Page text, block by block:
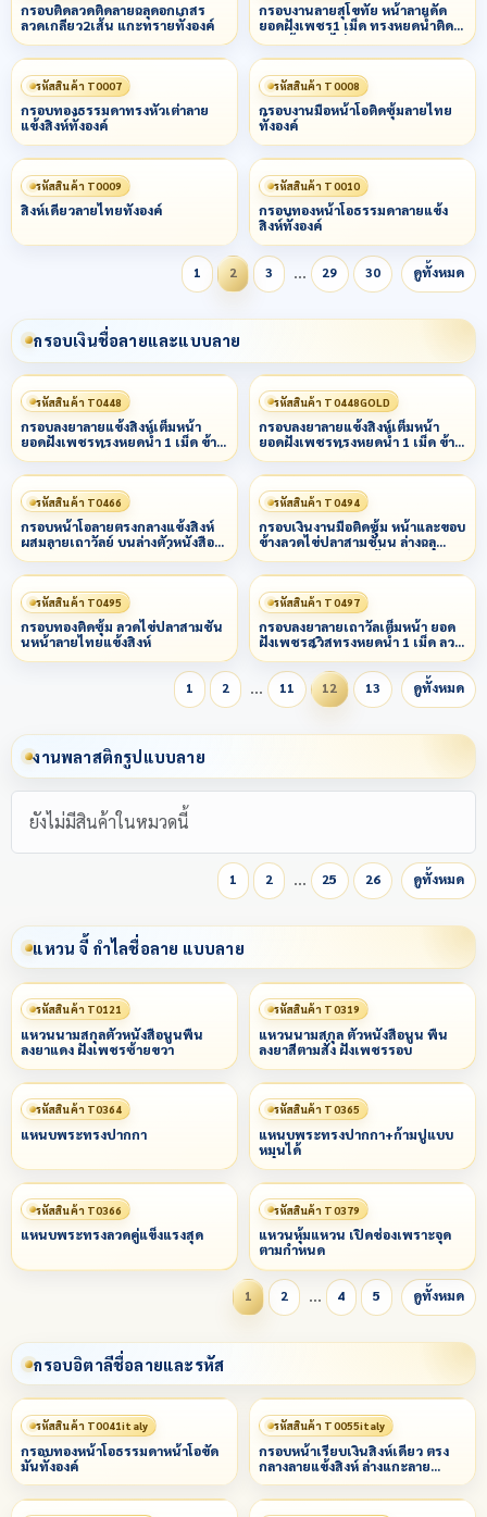
กรอบติดลวดติดลายฉลุดอกเกสร
ลวดเกลียว2เส้น แกะทรายทั้งองค์
กรอบงานลายสุโขทัย หน้าลายดัด
ยอดฝังเพชร1 เม็ด ทรงหยดน้ำติด
ลวด ข้างลวดไข่ปลารอบ
รหัสสินค้า T0007
กรอบทองธรรมดาทรงหัวเต่าลาย
แข้งสิงห์ทั้งองค์
รหัสสินค้า T0008
กรอบงานมือหน้าโอติดซุ้มลายไทย
ทั้งองค์
รหัสสินค้า T0009
สิงห์เดี่ยวลายไทยทั้งองค์
รหัสสินค้า T0010
กรอบทองหน้าโอธรรมดาลายแข้ง
สิงห์ทั้งองค์
1 2 3 … 29 30 ดูทั้งหมด
กรอบเงินชื่อลายและแบบลาย
รหัสสินค้า T0448
กรอบลงยาลายแข้งสิงห์เต็มหน้า
ยอดฝังเพชรทรงหยดน้ำ 1 เม็ด ข้าง
ลวดเกลียว 3 ชั้น
รหัสสินค้า T0448GOLD
กรอบลงยาลายแข้งสิงห์เต็มหน้า
ยอดฝังเพชรทรงหยดน้ำ 1 เม็ด ข้าง
ลวดเกลียว 3 ชั้น
รหัสสินค้า T0466
กรอบหน้าโอลายตรงกลางแข้งสิงห์
ผสมลายเถาวัลย์ บนล่างตัวหนังสือ
ตามสั่งลงยาหลากสีสีตามสั่ง
รหัสสินค้า T0494
กรอบเงินงานมือติดซุ้ม หน้าและขอบ
ข้างลวดไข่ปลาสามชั้นน ล่างฉลุ
พญานาคผสมลายแข้งสิงห์
รหัสสินค้า T0495
กรอบทองติดซุ้ม ลวดไข่ปลาสามชั้น
นหน้าลายไทยแข้งสิงห์
รหัสสินค้า T0497
กรอบลงยาลายเถาวัลเต็มหน้า ยอด
ฝังเพชรสวิสทรงหยดน้ำ 1 เม็ด ลวด
เกลียว3 ชั้น
1
2 … 11 12 13 ดูทั้งหมด
งานพลาสติกรูปแบบลาย
ยังไม่มีสินค้าในหมวดนี้
1 2 … 25 26 ดูทั้งหมด
แหวน จี้ กำไลชื่อลาย แบบลาย
รหัสสินค้า T0121
แหวนนามสกุลตัวหนังสือนูนพื้น
ลงยาแดง ฝังเพชรซ้ายขวา
รหัสสินค้า T0319
แหวนนามสกุล ตัวหนังสือนูน พื้น
ลงยาสีตามสั่ง ฝังเพชรรอบ
รหัสสินค้า T0364
แหนบพระทรงปากกา
รหัสสินค้า T0365
แหนบพระทรงปากกา+ก้ามปูแบบ
หมุนได้
รหัสสินค้า T0366
แหนบพระทรงลวดคู่แข็งแรงสุด
รหัสสินค้า T0379
แหวนหุ้มแหวน เปิดช่องเพราะจุด
ตามกำหนด
1 2 … 4 5 ดูทั้งหมด
กรอบอิตาลีชื่อลายและรหัส
รหัสสินค้า T0041italy
กรอบทองหน้าโอธรรมดาหน้าโอขัด
มันทั้งองค์
รหัสสินค้า T0055italy
กรอบหน้าเรียบเงินสิงห์เดี่ยว ตรง
กลางลายแข้งสิงห์ ล่างแกะลาย
พญานาค (คัดลอก)